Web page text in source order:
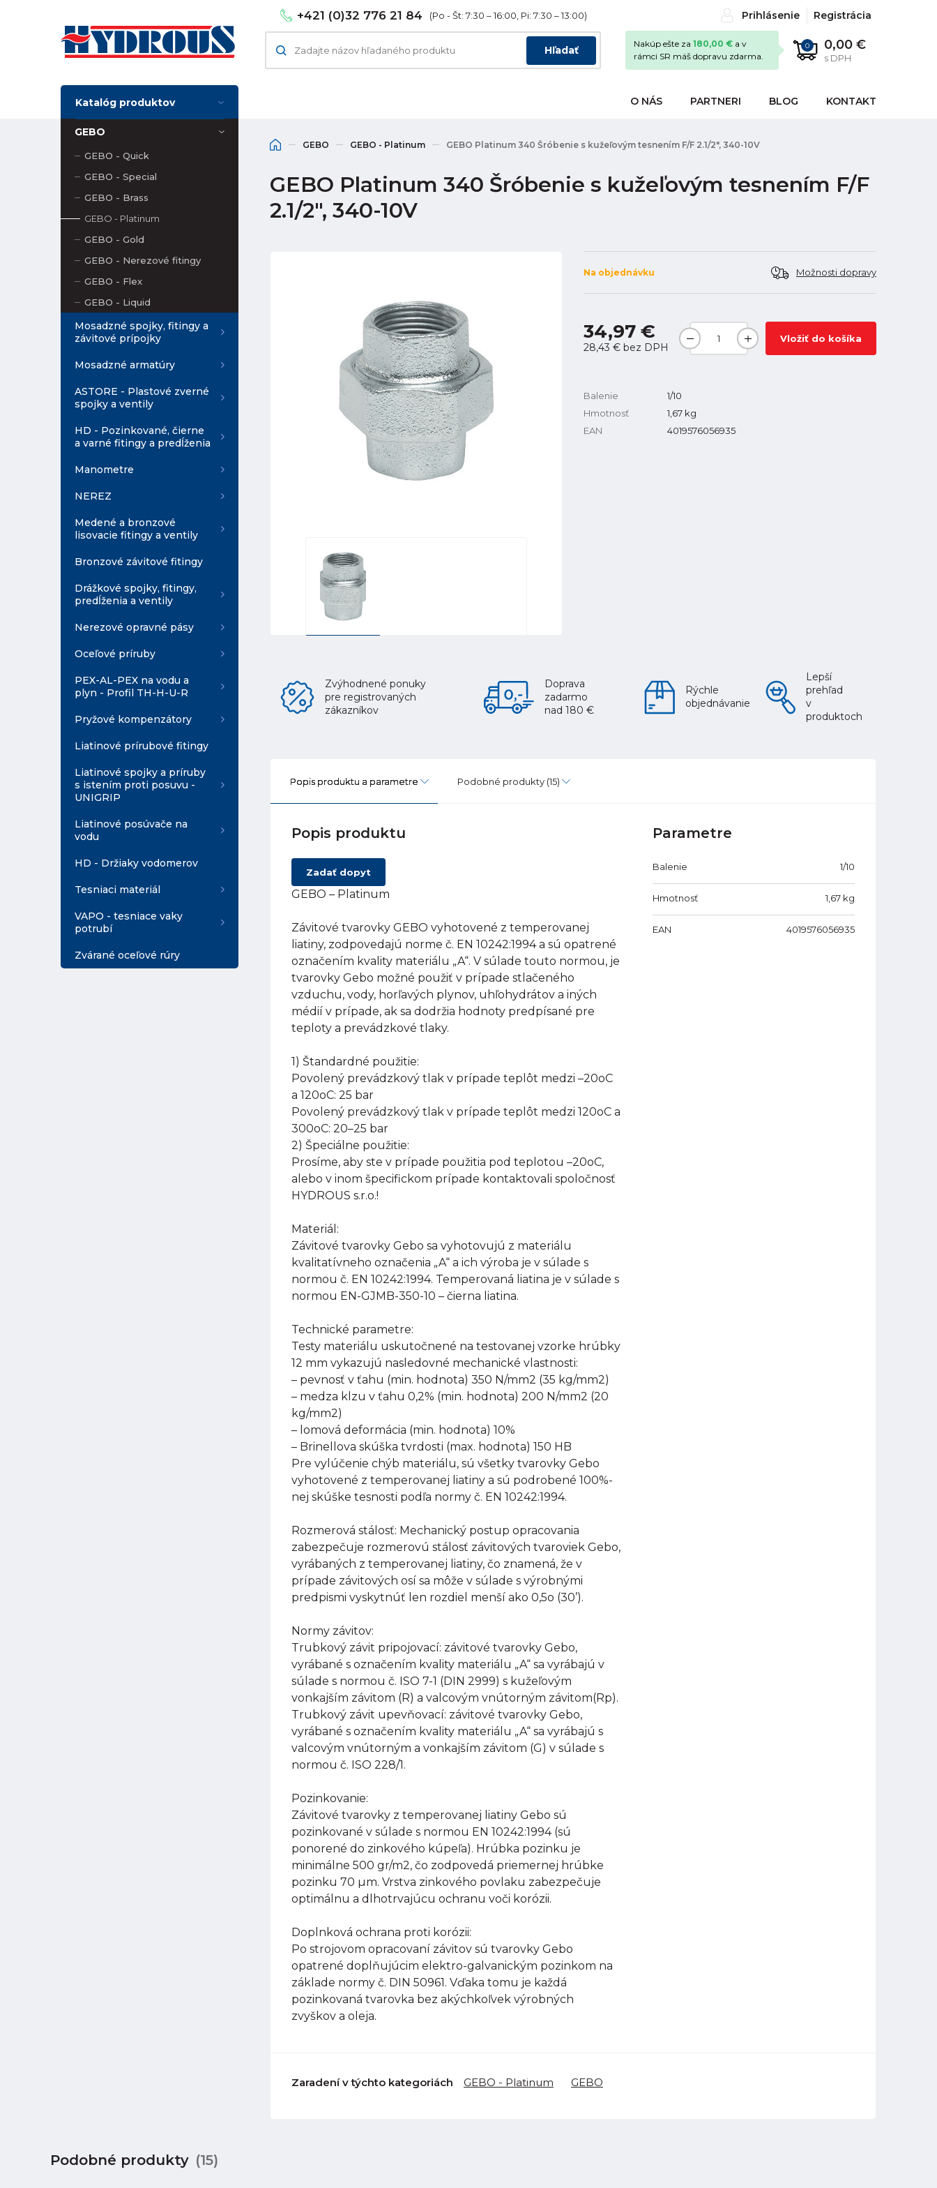
+421 (0)32 776 21 84 (Po - Št: 7:30 – 16:00, Pi: 7:30 – 13:00) Prihlásenie Registrácia
Hľadať 0 0,00 €
s DPH
Nakúp ešte za 180,00 € a v
rámci SR máš dopravu zdarma.
O NÁS PARTNERI BLOG KONTAKT
Katalóg produktov
GEBO
GEBO - Quick
GEBO - Special
GEBO - Brass
GEBO - Platinum
GEBO - Gold
GEBO - Nerezové fitingy
GEBO - Flex
GEBO - Liquid
Mosadzné spojky, fitingy a
závitové prípojky
Mosadzné armatúry
ASTORE - Plastové zverné
spojky a ventily
HD - Pozinkované, čierne
a varné fitingy a predĺženia
Manometre
NEREZ
Medené a bronzové
lisovacie fitingy a ventily
Bronzové závitové fitingy
Drážkové spojky, fitingy,
predĺženia a ventily
Nerezové opravné pásy
Oceľové príruby
PEX-AL-PEX na vodu a
plyn - Profil TH-H-U-R
Pryžové kompenzátory
Liatinové prírubové fitingy
Liatinové spojky a príruby
s istením proti posuvu -
UNIGRIP
Liatinové posúvače na
vodu
HD - Držiaky vodomerov
Tesniaci materiál
VAPO - tesniace vaky
potrubí
Zvárané oceľové rúry
GEBO GEBO - Platinum GEBO Platinum 340 Šróbenie s kužeľovým tesnením F/F 2.1/2", 340-10V
GEBO Platinum 340 Šróbenie s kužeľovým tesnením F/F
2.1/2", 340-10V
Na objednávku Možnosti dopravy
34,97 €
28,43 € bez DPH
Vložiť do košíka
Balenie
1/10
Hmotnosť
1,67 kg
EAN
4019576056935
Zvýhodnené ponuky
pre registrovaných
zákazníkov
Doprava
zadarmo
nad 180 €
Rýchle
objednávanie
Lepší
prehľad
v
produktoch
Popis produktu a parametre Podobné produkty (15)
Popis produktu
Zadať dopyt
GEBO – Platinum
Závitové tvarovky GEBO vyhotovené z temperovanej
liatiny, zodpovedajú norme č. EN 10242:1994 a sú opatrené
označením kvality materiálu „A“. V súlade touto normou, je
tvarovky Gebo možné použiť v prípade stlačeného
vzduchu, vody, horľavých plynov, uhľohydrátov a iných
médií v prípade, ak sa dodržia hodnoty predpísané pre
teploty a prevádzkové tlaky.
1) Štandardné použitie:
Povolený prevádzkový tlak v prípade teplôt medzi –20oC
a 120oC: 25 bar
Povolený prevádzkový tlak v prípade teplôt medzi 120oC a
300oC: 20–25 bar
2) Špeciálne použitie:
Prosíme, aby ste v prípade použitia pod teplotou –20oC,
alebo v inom špecifickom prípade kontaktovali spoločnosť
HYDROUS s.r.o.!
Materiál:
Závitové tvarovky Gebo sa vyhotovujú z materiálu
kvalitatívneho označenia „A“ a ich výroba je v súlade s
normou č. EN 10242:1994. Temperovaná liatina je v súlade s
normou EN-GJMB-350-10 – čierna liatina.
Technické parametre:
Testy materiálu uskutočnené na testovanej vzorke hrúbky
12 mm vykazujú nasledovné mechanické vlastnosti:
– pevnosť v ťahu (min. hodnota) 350 N/mm2 (35 kg/mm2)
– medza klzu v ťahu 0,2% (min. hodnota) 200 N/mm2 (20
kg/mm2)
– lomová deformácia (min. hodnota) 10%
– Brinellova skúška tvrdosti (max. hodnota) 150 HB
Pre vylúčenie chýb materiálu, sú všetky tvarovky Gebo
vyhotovené z temperovanej liatiny a sú podrobené 100%-
nej skúške tesnosti podľa normy č. EN 10242:1994.
Rozmerová stálosť: Mechanický postup opracovania
zabezpečuje rozmerovú stálosť závitových tvaroviek Gebo,
vyrábaných z temperovanej liatiny, čo znamená, že v
prípade závitových osí sa môže v súlade s výrobnými
predpismi vyskytnúť len rozdiel menší ako 0,5o (30’).
Normy závitov:
Trubkový závit pripojovací: závitové tvarovky Gebo,
vyrábané s označením kvality materiálu „A“ sa vyrábajú v
súlade s normou č. ISO 7-1 (DIN 2999) s kužeľovým
vonkajším závitom (R) a valcovým vnútorným závitom(Rp).
Trubkový závit upevňovací: závitové tvarovky Gebo,
vyrábané s označením kvality materiálu „A“ sa vyrábajú s
valcovým vnútorným a vonkajším závitom (G) v súlade s
normou č. ISO 228/1.
Pozinkovanie:
Závitové tvarovky z temperovanej liatiny Gebo sú
pozinkované v súlade s normou EN 10242:1994 (sú
ponorené do zinkového kúpeľa). Hrúbka pozinku je
minimálne 500 gr/m2, čo zodpovedá priemernej hrúbke
pozinku 70 µm. Vrstva zinkového povlaku zabezpečuje
optimálnu a dlhotrvajúcu ochranu voči korózii.
Doplnková ochrana proti korózii:
Po strojovom opracovaní závitov sú tvarovky Gebo
opatrené doplňujúcim elektro-galvanickým pozinkom na
základe normy č. DIN 50961. Vďaka tomu je každá
pozinkovaná tvarovka bez akýchkoľvek výrobných
zvyškov a oleja.
Parametre
Balenie 1/10
Hmotnosť 1,67 kg
EAN 4019576056935
Zaradení v týchto kategoriách GEBO - Platinum GEBO
Podobné produkty (15)